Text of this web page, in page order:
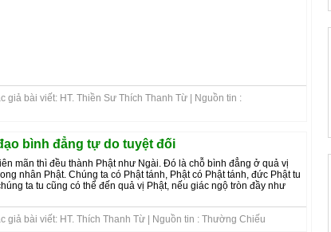
giả bài viết: HT. Thiền Sư Thích Thanh Từ | Nguồn tin :
bình đẳng tự do tuyệt đối
mãn thì đều thành Phật như Ngài. Đó là chỗ bình đẳng ở quả vị
nhân Phật. Chúng ta có Phật tánh, Phật có Phật tánh, đức Phật tu
ta tu cũng có thể đến quả vị Phật, nếu giác ngộ tròn đầy như
giả bài viết: HT. Thích Thanh Từ | Nguồn tin : Thường Chiếu